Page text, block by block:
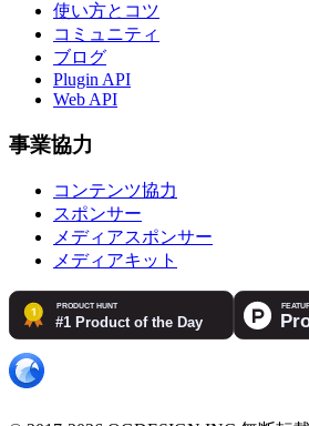
使い方とコツ
コミュニティ
ブログ
Plugin API
Web API
事業協力
コンテンツ協力
スポンサー
メディアスポンサー
メディアキット